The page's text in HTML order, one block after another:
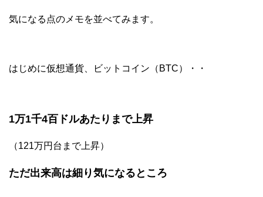
気になる点のメモを並べてみます。
はじめに仮想通貨、ビットコイン（BTC）・・
1万1千4百ドルあたりまで上昇
（121万円台まで上昇）
ただ出来高は細り気になるところ